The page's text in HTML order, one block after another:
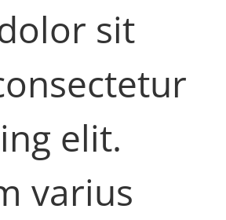
sit
elit.
varius